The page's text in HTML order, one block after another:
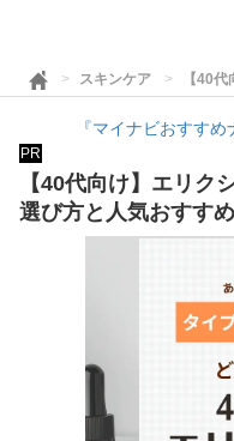
スキンケア 【40
『マイナビおすす
PR
【40代向け】エリク
選び方と人気おすす